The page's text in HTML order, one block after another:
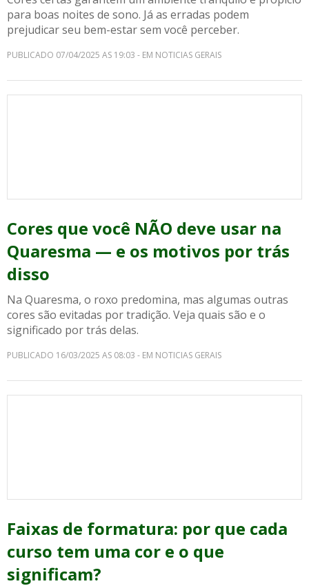
para boas noites de sono. Já as erradas podem
prejudicar seu bem-estar sem você perceber.
PUBLICADO 07/04/2025 AS 19:03 - EM NOTICIAS GERAIS
Cores que você NÃO deve usar na
Quaresma — e os motivos por trás
disso
Na Quaresma, o roxo predomina, mas algumas outras
cores são evitadas por tradição. Veja quais são e o
significado por trás delas.
PUBLICADO 16/03/2025 AS 08:03 - EM NOTICIAS GERAIS
Faixas de formatura: por que cada
curso tem uma cor e o que
significam?